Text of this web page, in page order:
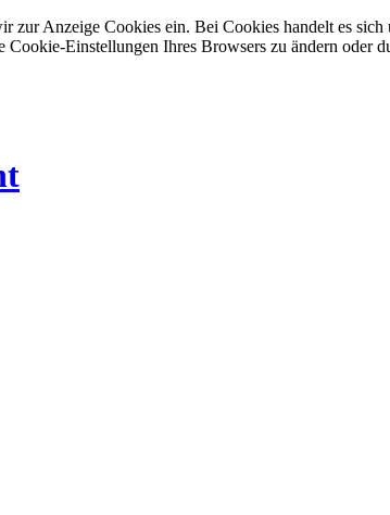
zur Anzeige Cookies ein. Bei Cookies handelt es
Einstellungen Ihres Browsers zu ändern